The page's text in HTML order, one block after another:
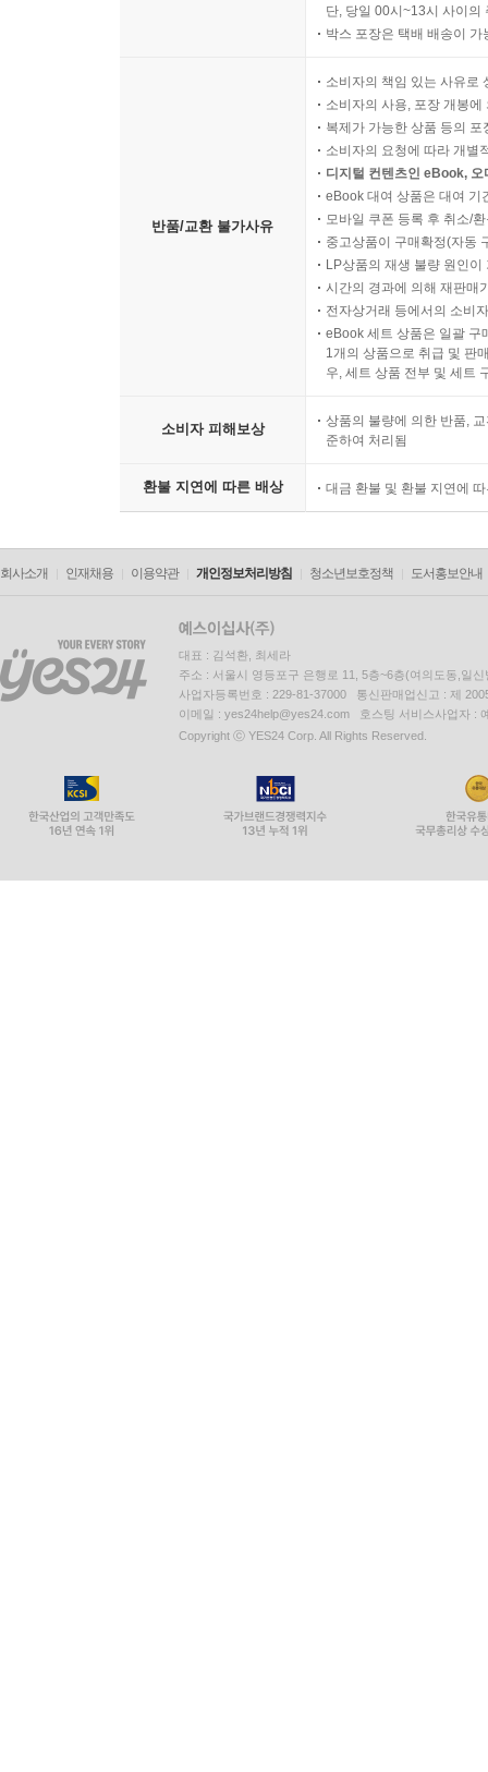
단, 당일 00시~13시 사이의
박스 포장은 택배 배송이
반품/교환 불가사유
소비자의 책임 있는 사유로
소비자의 사용, 포장 개봉
복제가 가능한 상품 등의
소비자의 요청에 따라 개별
디지털 컨텐츠인 eBook,
eBook 대여 상품은 대여 기
모바일 쿠폰 등록 후 취소/
중고상품이 구매확정(자동
LP상품의 재생 불량 원인
시간의 경과에 의해 재판매
전자상거래 등에서의 소비
eBook 세트 상품은 일괄 구
1개의 상품으로 취급 및 판
우, 세트 상품 전부 및 세트
소비자 피해보상
상품의 불량에 의한 반품,
준하여 처리됨
환불 지연에 따른 배상 대금 환불 및 환불 지연에
회사소개 인재채용 이용약관 개인정보처리방침 청소년보호정책 도서홍보안내
대표 : 김석환, 최세라
주소 : 서울시 영등포구 은행로 11, 5층~6층(여의도동,일신
사업자등록번호 : 229-81-37000 통신판매업신고 : 제
이메일 : yes24help@yes24.com 호스팅 서비스사업자 :
Copyright ⓒ YES24 Corp. All Rights Reserved.